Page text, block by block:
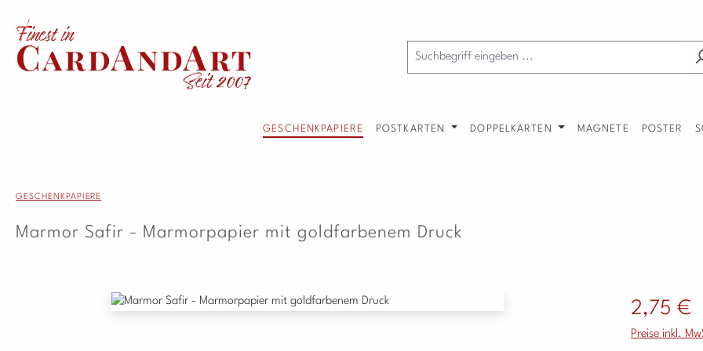
Hauptinhalt springen
Zur Suche springen
Zur Hauptnavigation springen
GESCHENKPAPIERE POSTKARTEN DOPPELKARTEN MAGNETE POSTER
GESCHENKPAPIERE
Marmor Safir - Marmorpapier mit goldfarbenem Druck
Bildergalerie überspringen Regulärer Preis:
2,75 €
Preise inkl.